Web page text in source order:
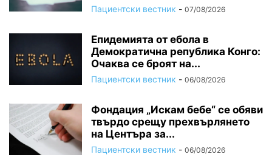
Пациентски вестник - 07/08/2026
Епидемията от ебола в
Демократична република Конго:
Очаква се броят на...
Пациентски вестник - 06/08/2026
Фондация „Искам бебе“ се обяви
твърдо срещу прехвърлянето
на Центъра за...
Пациентски вестник - 06/08/2026